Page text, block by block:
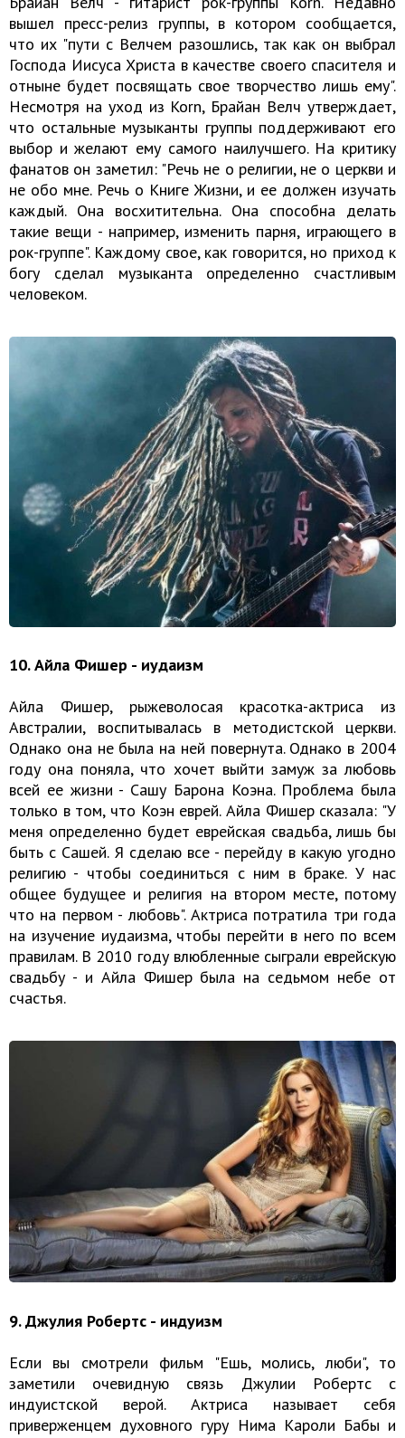
вышел пресс-релиз группы, в котором сообщается,
что их "пути с Велчем разошлись, так как он выбрал
Господа Иисуса Христа в качестве своего спасителя и
отныне будет посвящать свое творчество лишь ему".
Несмотря на уход из Korn, Брайан Велч утверждает,
что остальные музыканты группы поддерживают его
выбор и желают ему самого наилучшего. На критику
фанатов он заметил: "Речь не о религии, не о церкви и
не обо мне. Речь о Книге Жизни, и ее должен изучать
каждый. Она восхитительна. Она способна делать
такие вещи - например, изменить парня, играющего в
рок-группе". Каждому свое, как говорится, но приход к
богу сделал музыканта определенно счастливым
человеком.
10. Айла Фишер - иудаизм
Айла Фишер, рыжеволосая красотка-актриса из
Австралии, воспитывалась в методистской церкви.
Однако она не была на ней повернута. Однако в 2004
году она поняла, что хочет выйти замуж за любовь
всей ее жизни - Сашу Барона Коэна. Проблема была
только в том, что Коэн еврей. Айла Фишер сказала: "У
меня определенно будет еврейская свадьба, лишь бы
быть с Сашей. Я сделаю все - перейду в какую угодно
религию - чтобы соединиться с ним в браке. У нас
общее будущее и религия на втором месте, потому
что на первом - любовь". Актриса потратила три года
на изучение иудаизма, чтобы перейти в него по всем
правилам. В 2010 году влюбленные сыграли еврейскую
свадьбу - и Айла Фишер была на седьмом небе от
счастья.
9. Джулия Робертс - индуизм
Если вы смотрели фильм "Ешь, молись, люби", то
заметили очевидную связь Джулии Робертс с
индуистской верой. Актриса называет себя
приверженцем духовного гуру Нима Кароли Бабы и